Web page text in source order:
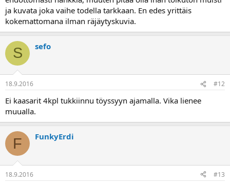
ja kuvata joka vaihe todella tarkkaan. En edes yrittäis
kokemattomana ilman räjäytyskuvia.
S sefo
18.9.2016 #12
Ei kaasarit 4kpl tukkiinnu töyssyyn ajamalla. Vika lienee
muualla.
F FunkyErdi
18.9.2016 #13